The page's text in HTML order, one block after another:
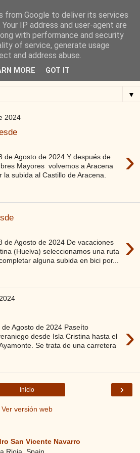
San
y altimetrías.
▼
2024
›
de Agosto de 2024 Y después de
Mayores volvemos a Aracena
la subida al Castillo de Aracena.
›
de Agosto de 2024 De vacaciones
(Huelva) seleccionamos una ruta
alguna subida en bici por...
›
Agosto de 2024 Paseíto
desde Isla Cristina hasta el
Se trata de una carretera
›
Inicio
Ver versión web
San Vicente Navarro
from Google to deliver its services
IP address and user-agent are
with performance and security
of service, generate usage
and address abuse.
MORE GOT IT